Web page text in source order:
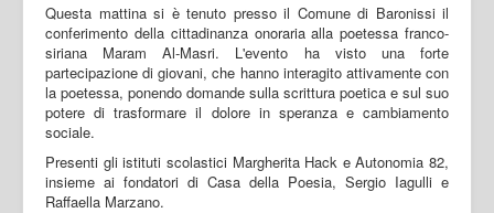
Questa mattina si è tenuto presso il Comune di Baronissi il
conferimento della cittadinanza onoraria alla poetessa franco-
siriana Maram Al-Masri. L'evento ha visto una forte
partecipazione di giovani, che hanno interagito attivamente con
la poetessa, ponendo domande sulla scrittura poetica e sul suo
potere di trasformare il dolore in speranza e cambiamento
sociale.
Presenti gli istituti scolastici Margherita Hack e Autonomia 82,
insieme ai fondatori di Casa della Poesia, Sergio Iagulli e
Raffaella Marzano.